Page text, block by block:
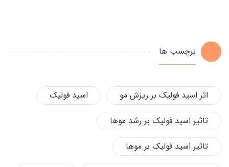
برچسب ها
اثر اسید فولیک بر ریزش مو
اسید فولیک
تاثیر اسید فولیک بر رشد موها
تاثیر اسید فولیک بر موها